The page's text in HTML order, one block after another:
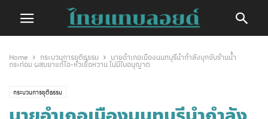
Home กระบวนการยุติธรรม
นายอำเภอเมืองนนทบุรีนำกำลังบุกจับร้านน้ำ
กระท่อม ผสมยาแก้ไอ-หัวเชื้อหวาน ไม่มีใบอนุญาต
กระบวนการยุติธรรม